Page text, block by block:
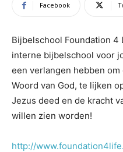
Facebook
Bijbelschool Foundation
interne bijbelschool voor
een verlangen hebben
Woord van God, te lijken
Jezus deed en de kracht
willen zien worden!
http://